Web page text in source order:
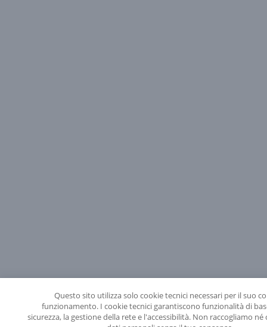
Questo sito utilizza solo cookie tecnici necessari per il suo
funzionamento. I cookie tecnici garantiscono funzionalità di
sicurezza, la gestione della rete e l'accessibilità. Non raccogliamo